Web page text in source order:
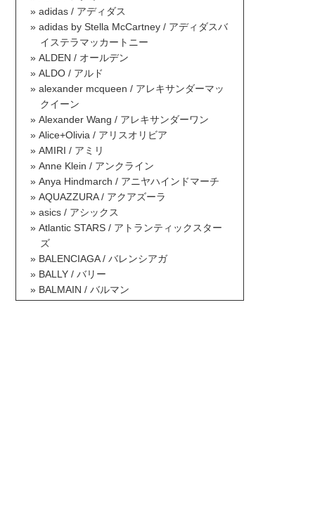
adidas / アディダス
adidas by Stella McCartney / アディダスバ
イステラマッカートニー
ALDEN / オールデン
ALDO / アルド
alexander mcqueen / アレキサンダーマッ
クイーン
Alexander Wang / アレキサンダーワン
Alice+Olivia / アリスオリビア
AMIRI / アミリ
Anne Klein / アンクライン
Anya Hindmarch / アニヤハインドマーチ
AQUAZZURA / アクアズーラ
asics / アシックス
Atlantic STARS / アトランティックスター
ズ
BALENCIAGA / バレンシアガ
BALLY / バリー
BALMAIN / バルマン